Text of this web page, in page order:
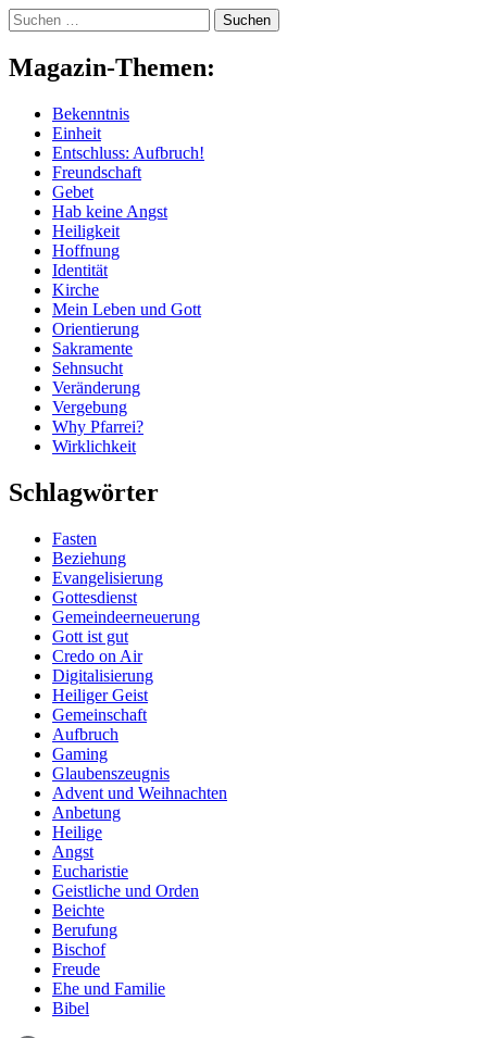
Skip
to
content
Suchen
nach:
Magazin-Themen:
Bekenntnis
Einheit
Entschluss: Aufbruch!
Freundschaft
Gebet
Hab keine Angst
Heiligkeit
Hoffnung
Identität
Kirche
Mein Leben und Gott
Orientierung
Sakramente
Sehnsucht
Veränderung
Vergebung
Why Pfarrei?
Wirklichkeit
Schlagwörter
Fasten
Beziehung
Evangelisierung
Gottesdienst
Gemeindeerneuerung
Gott ist gut
Credo on Air
Digitalisierung
Heiliger Geist
Gemeinschaft
Aufbruch
Gaming
Glaubenszeugnis
Advent und Weihnachten
Anbetung
Heilige
Angst
Eucharistie
Geistliche und Orden
Beichte
Berufung
Bischof
Freude
Ehe und Familie
Bibel